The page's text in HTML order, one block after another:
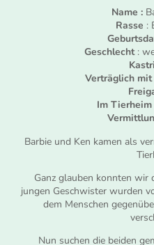
Name :
Rasse :
Geschlecht:
Verträglich
Im
Barbie und Ken kamen als
Ganz glauben konnten wir
jungen Geschwister wurden
dem Menschen
Nun suchen die beiden